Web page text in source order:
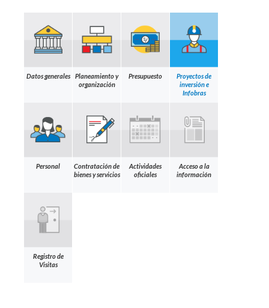
Datos generales
Planeamiento y
organización
Presupuesto
Proyectos de
inversión e
Infobras
Personal
Contratación de
bienes y servicios
Actividades
oficiales
Acceso a la
información
Registro de
Visitas